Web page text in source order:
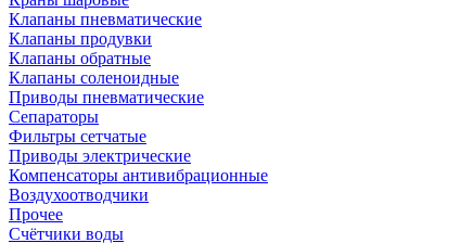
Клапаны пневматические
Клапаны продувки
Клапаны обратные
Клапаны соленоидные
Приводы пневматические
Сепараторы
Фильтры сетчатые
Приводы электрические
Компенсаторы антивибрационные
Воздухоотводчики
Прочее
Счётчики воды